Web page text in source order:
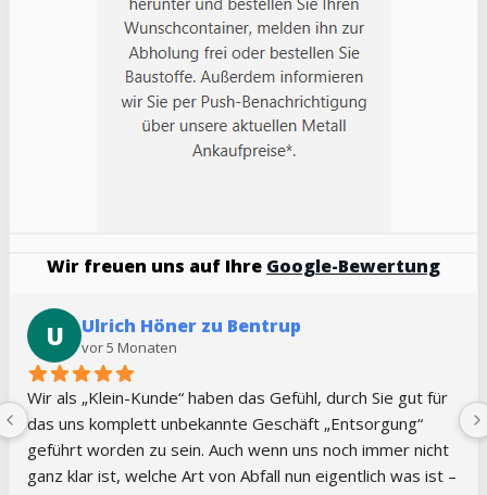
Wir freuen uns auf Ihre Google-Bewertung
J Jennifer Kilian
vor 5 Monaten
Sehr guter Service, immer kurzfristig und flexibel. Vielen
Dank!